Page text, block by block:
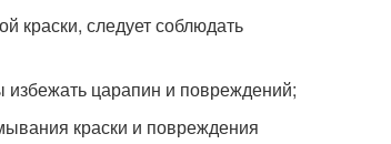
краски, следует соблюдать
избежать царапин и повреждений;
краски и повреждения